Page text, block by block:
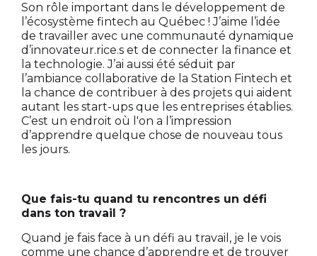
Son rôle important dans le développement de
l’écosystème fintech au Québec ! J’aime l’idée
de travailler avec une communauté dynamique
d’innovateur.rice.s et de connecter la finance et
la technologie. J’ai aussi été séduit par
l’ambiance collaborative de la Station Fintech et
la chance de contribuer à des projets qui aident
autant les start-ups que les entreprises établies.
C’est un endroit où l'on a l’impression
d’apprendre quelque chose de nouveau tous
les jours.
Que fais-tu quand tu rencontres un défi
dans ton travail ?
Quand je fais face à un défi au travail, je le vois
comme une chance d’apprendre et de trouver